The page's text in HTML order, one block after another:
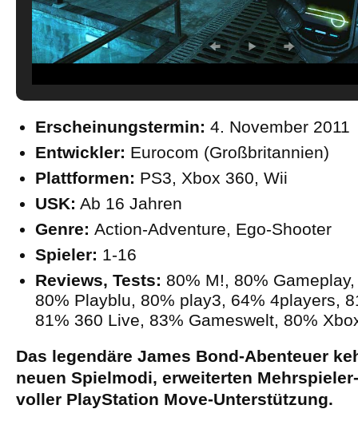
Erscheinungstermin: 4. November 2011
Entwickler: Eurocom (Großbritannien)
Plattformen: PS3, Xbox 360, Wii
USK: Ab 16 Jahren
Genre: Action-Adventure, Ego-Shooter
Spieler: 1-16
Reviews, Tests: 80% M!, 80%
80% Playblu, 80% play3, 64% 4players,
81% 360 Live, 83% Gameswelt, 80%
Das legendäre James Bond-Abenteuer
neuen Spielmodi, erweiterten
voller PlayStation Move-Unterstützung.